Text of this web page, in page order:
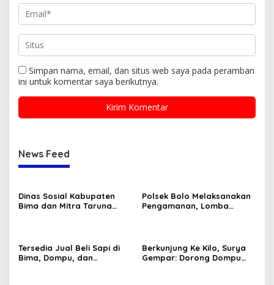
Simpan nama, email, dan situs web saya pada peramban
ini untuk komentar saya berikutnya.
News Feed
Dinas Sosial Kabupaten
Bima dan Mitra Taruna
Polsek Bolo Melaksanakan
Pengamanan, Lomba
RI ke-80 .
Tersedia Jual Beli Sapi di
Bima, Dompu, dan
Berkunjung Ke Kilo, Surya
Gempar: Dorong Dompu